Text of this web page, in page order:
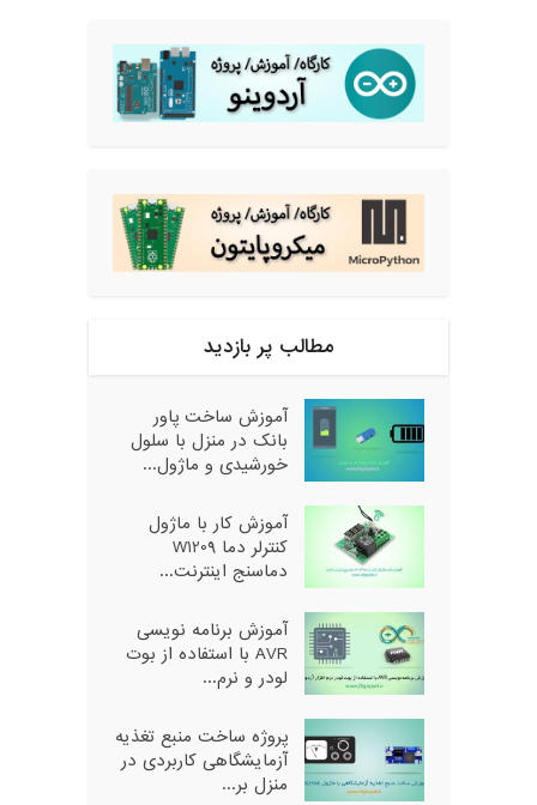
مطالب پر بازدید
آموزش ساخت پاور
بانک در منزل با سلول
خورشیدی و ماژول...
آموزش کار با ماژول
کنترلر دما W1209
دماسنج اینترنت...
آموزش برنامه نویسی
AVR با استفاده از بوت
لودر و نرم...
پروژه ساخت منبع تغذیه
آزمایشگاهی کاربردی در
منزل بر...